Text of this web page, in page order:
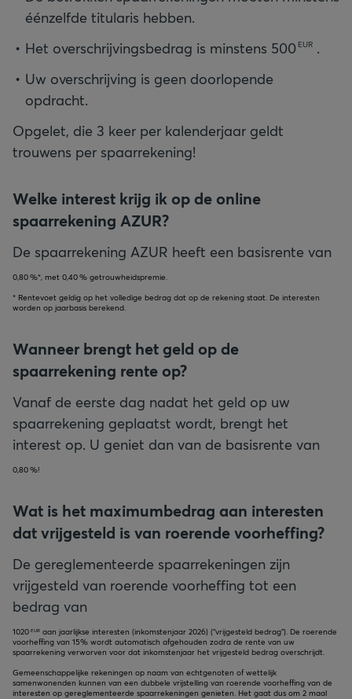
éénzelfde titularis hebben.
Het overschrijvingsbedrag is minstens 500 EUR .
Uw overschrijving is geen doorlopende
opdracht.
Opgelet, die 3 keer per kalenderjaar geldt
trouwens per spaarrekening!
Welke interest krijg ik op de online
spaarrekening AZUR?
De spaarrekening AZUR heeft een basisrente van
0,80 *, met 0,40
getrouwheidspremie.
* Rentevoet geldig op het volledige bedrag dat op de rekening staat. De interesten
worden op jaarbasis berekend.
Wanneer brengt het geld op de
spaarrekening rente op?
Vanaf de eerste dag nadat het geld op uw
spaarrekening geplaatst wordt, brengt het
interest op. U geniet dan van de basisrente van
0,80 !
Wat is het maximumbedrag aan interesten
dat vrijgesteld is van roerende voorheffing?
De gereglementeerde spaarrekeningen zijn
vrijgesteld van roerende voorheffing tot een
bedrag van
1020 EUR aan jaarlijkse interesten (inkomstenjaar 2026) ("vrijgesteld bedrag"). De roerende
voorheffing van 15% wordt automatisch afgehouden zodra de rente van uw
spaarrekening verworven voor dat inkomstenjaar het vrijgesteld bedrag overschrijdt.
Gemeenschappelijke rekeningen op naam van echtgenoten of wettelijk
samenwonenden kunnen van een dubbele vrijstelling van roerende voorheffing van de
interesten op gereglementeerde spaarrekeningen genieten. Het gaat dus om 2 maal